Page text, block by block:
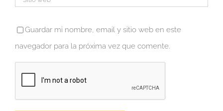
Guardar mi nombre, email y sitio web en este
navegador para la próxima vez que comente.